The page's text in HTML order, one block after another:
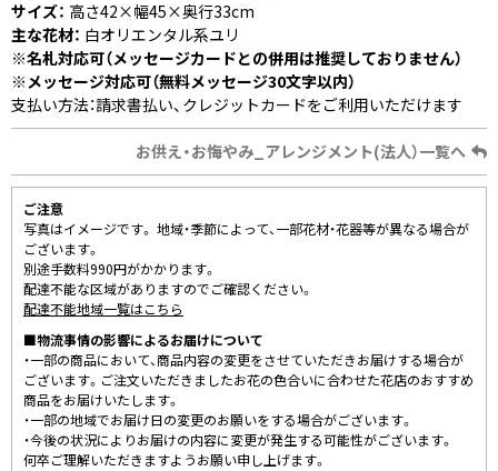
サイズ： 高さ42×幅45×奥行33cm
主な花材： 白オリエンタル系ユリ
※名札対応可（メッセージカードとの併用は推奨しておりません）
※メッセージ対応可（無料メッセージ30文字以内）
支払い方法：請求書払い、クレジットカードをご利用いただけます
お供え・お悔やみ_アレンジメント(法人）一覧へ
ご注意
写真はイメージです。 地域・季節によって、一部花材・花器等が異なる場合が
ございます。
別途手数料990円がかかります。
配達不能な区域がありますのでご確認ください。
配達不能地域一覧はこちら
■物流事情の影響によるお届けについて
・一部の商品において、商品内容の変更をさせていただきお届けする場合が
ございます。ご注文いただきましたお花の色合いに合わせた花店のおすすめ
商品をお届けいたします。
・一部の地域でお届け日の変更のお願いをする場合がございます。
・今後の状況によりお届けの内容に変更が発生する可能性がございます。
何卒ご理解いただきますようお願い申し上げます。